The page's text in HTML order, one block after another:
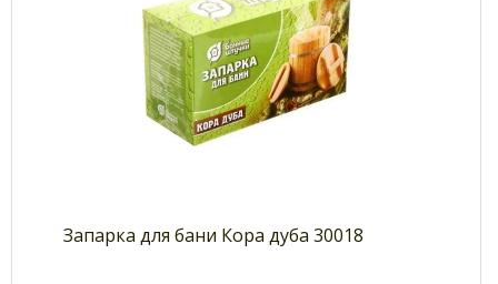
Запарка для бани Кора дуба 30018